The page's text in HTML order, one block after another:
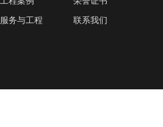
服务与工程 联系我们